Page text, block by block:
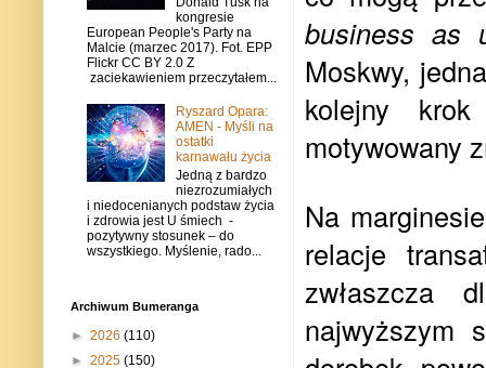
business as
Moskwy,
kolejny krok
motywowany
Na
relacje
zwłaszcza
najwyższym
kongresie
European People's Party na
Malcie (marzec 2017). Fot. EPP
Flickr CC BY 2.0 Z
zaciekawieniem przeczytałem...
Ryszard Opara:
AMEN - Myśli na
ostatki
karnawału życia
Jedną z bardzo
niezrozumiałych
i niedocenianych podstaw życia
i zdrowia jest U śmiech -
pozytywny stosunek – do
wszystkiego. Myślenie, rado...
Archiwum Bumeranga
► 2026 (110)
► 2025 (150)